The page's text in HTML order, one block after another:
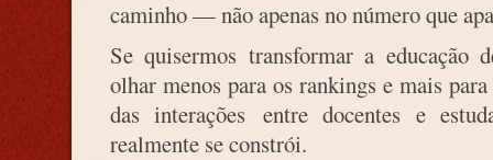
caminho — não apenas no número que
Se quisermos transformar a educação
olhar menos para os rankings e mais
das interações entre docentes e
realmente se constrói.